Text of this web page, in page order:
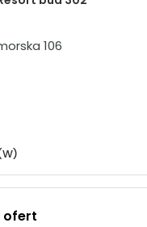
106
ofert